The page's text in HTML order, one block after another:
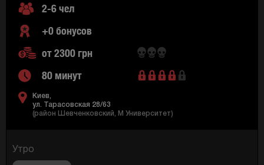
2-6 чел
+0 бонусов
от 2300 грн
80 минут
Киев,
ул. Тарасовская 28/63
(район Шевченковский, M Университет)
Утро